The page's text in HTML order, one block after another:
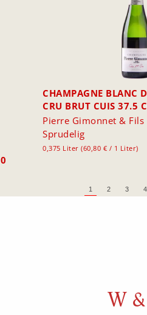
CHAMPAGNE BLANC
CRU BRUT CUIS 37.5
Pierre Gimonnet & Fils
Sprudelig
0,375 Liter (60,80 € / 1 Liter)
1 2 3 4
W